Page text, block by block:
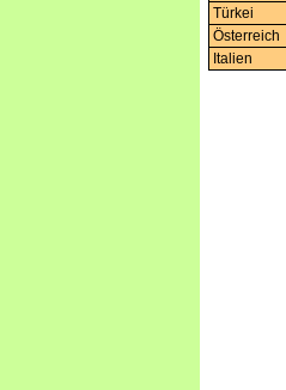
Türkei
Österreich
Italien